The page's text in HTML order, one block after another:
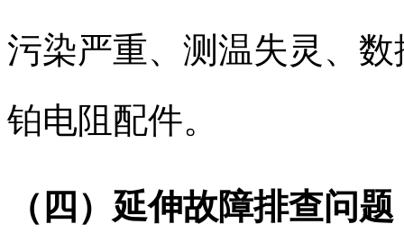
污染严重、测温失灵、
铂电阻配件。
（四）延伸故障排查问题